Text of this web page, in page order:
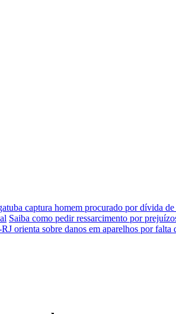
captura homem procurado por dívida de
Saiba como pedir ressarcimento por
orienta sobre danos em aparelhos por falta